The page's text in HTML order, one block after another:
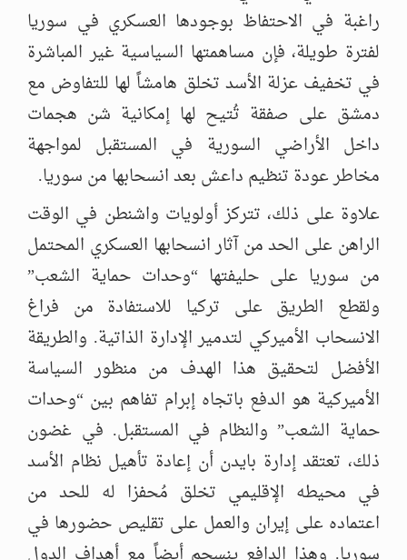
راغبة في الاحتفاظ بوجودها العسكري في سوريا
لفترة طويلة، فإن مساهمتها السياسية غير المباشرة
في تخفيف عزلة الأسد تخلق هامشاً لها للتفاوض مع
دمشق على صفقة تُتيح لها إمكانية شن هجمات
داخل الأراضي السورية في المستقبل لمواجهة
مخاطر عودة تنظيم داعش بعد انسحابها من سوريا.
علاوة على ذلك، تتركز أولويات واشنطن في الوقت
الراهن على الحد من آثار انسحابها العسكري المحتمل
من سوريا على حليفتها “وحدات حماية الشعب”
ولقطع الطريق على تركيا للاستفادة من فراغ
الانسحاب الأميركي لتدمير الإدارة الذاتية. والطريقة
الأفضل لتحقيق هذا الهدف من منظور السياسة
الأميركية هو الدفع باتجاه إبرام تفاهم بين “وحدات
حماية الشعب” والنظام في المستقبل. في غضون
ذلك، تعتقد إدارة بايدن أن إعادة تأهيل نظام الأسد
في محيطه الإقليمي تخلق مُحفزا له للحد من
اعتماده على إيران والعمل على تقليص حضورها في